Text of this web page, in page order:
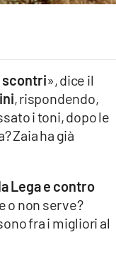
scontri», dice il
, rispondendo,
i toni, dopo le
Zaia ha già
Lega e contro
o non serve?
fra i migliori al